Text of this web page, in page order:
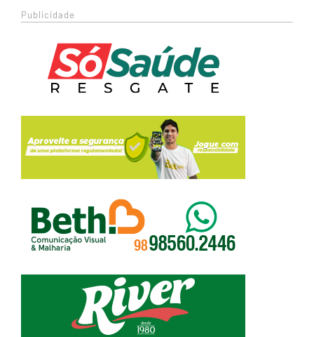
Publicidade